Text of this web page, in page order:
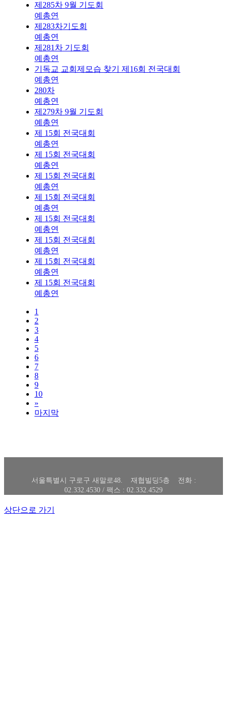
제285차 9월 기도회
예총연
제283차기도회
예총연
제281차 기도회
예총연
기독교 교회제모습 찾기 제16회 전국대회
예총연
280차
예총연
제279차 9월 기도회
예총연
제 15회 전국대회
예총연
제 15회 전국대회
예총연
제 15회 전국대회
예총연
제 15회 전국대회
예총연
제 15회 전국대회
예총연
제 15회 전국대회
예총연
제 15회 전국대회
예총연
제 15회 전국대회
예총연
1
2
3
4
5
6
7
8
9
10
»
마지막
서울특별시 구로구 새말로48. 재협빌딩5층 전화 :
02.332.4530 / 팩스 : 02.332.4529
상단으로 가기